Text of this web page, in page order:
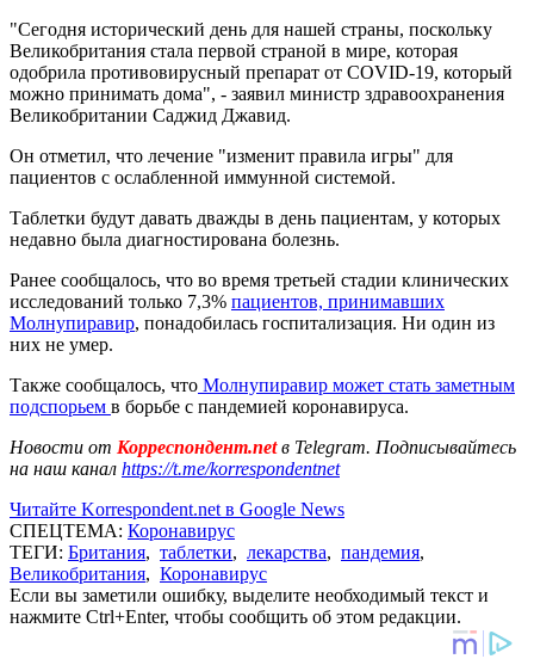
"Сегодня исторический день для нашей страны, поскольку
Великобритания стала первой страной в мире, которая
одобрила противовирусный препарат от COVID-19, который
можно принимать дома", - заявил министр здравоохранения
Великобритании Саджид Джавид.
Он отметил, что лечение "изменит правила игры" для
пациентов с ослабленной иммунной системой.
Таблетки будут давать дважды в день пациентам, у которых
недавно была диагностирована болезнь.
Ранее сообщалось, что во время третьей стадии клинических
исследований только 7,3% пациентов, принимавших
Молнупиравир, понадобилась госпитализация. Ни один из
них не умер.
Также сообщалось, что Молнупиравир может стать заметным
подспорьем в борьбе с пандемией коронавируса.
Новости от Корреспондент.netв Telegram. Подписывайтесь
на наш канал https://t.me/korrespondentnet
Читайте Korrespondent.net в Google News
СПЕЦТЕМА: Коронавирус
ТЕГИ: Британия, таблетки, лекарства, пандемия,
Великобритания, Коронавирус
Если вы заметили ошибку, выделите необходимый текст и
нажмите Ctrl+Enter, чтобы сообщить об этом редакции.